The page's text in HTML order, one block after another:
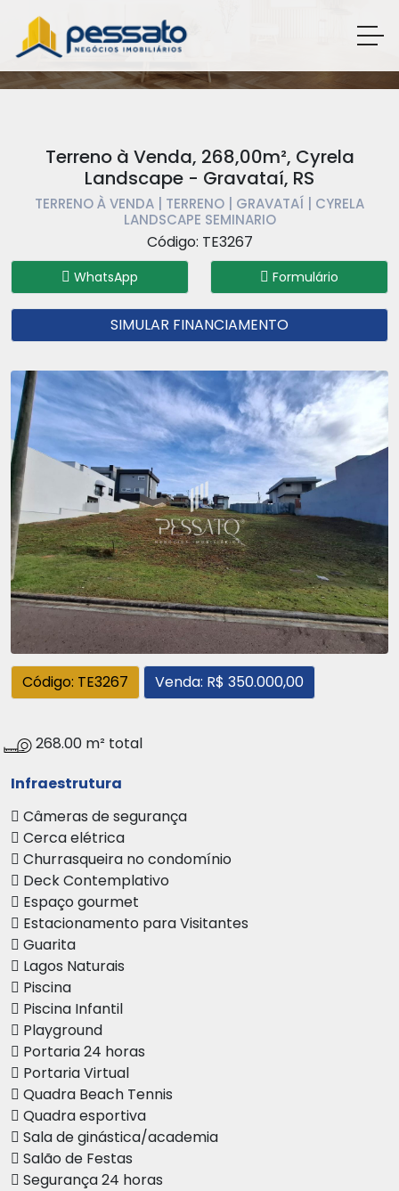
Terreno à Venda, 268,00m², Cyrela
Landscape - Gravataí, RS
TERRENO À VENDA | TERRENO | GRAVATAÍ | CYRELA
LANDSCAPE SEMINARIO
Código: TE3267
WhatsApp Formulário
SIMULAR FINANCIAMENTO
Código: TE3267 Venda: R$ 350.000,00
268.00 m² total
Infraestrutura
Câmeras de segurança
Cerca elétrica
Churrasqueira no condomínio
Deck Contemplativo
Espaço gourmet
Estacionamento para Visitantes
Guarita
Lagos Naturais
Piscina
Piscina Infantil
Playground
Portaria 24 horas
Portaria Virtual
Quadra Beach Tennis
Quadra esportiva
Sala de ginástica/academia
Salão de Festas
Segurança 24 horas